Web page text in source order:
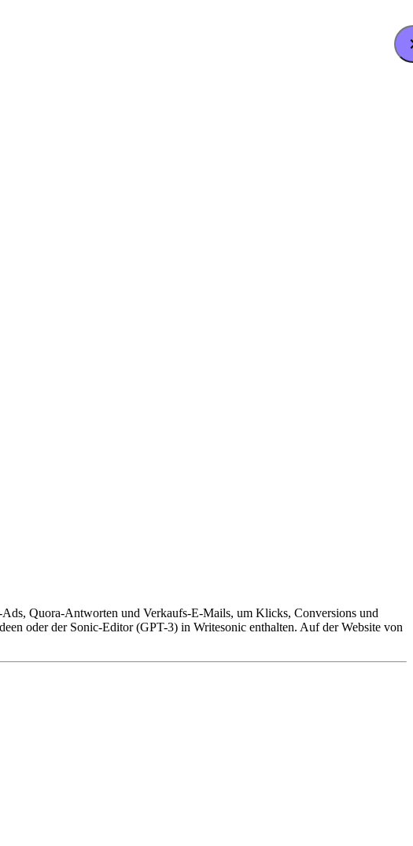
Quora-Antworten und Verkaufs-E-Mails, um Klicks, Conversions und
oder der Sonic-Editor (GPT-3) in Writesonic enthalten. Auf der Website von